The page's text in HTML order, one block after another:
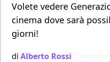
Volete vedere
cinema dove sarà
giorni!
di Alberto Rossi